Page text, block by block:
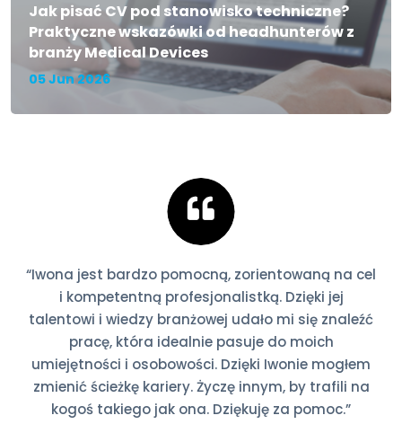
Jak pisać CV pod stanowisko techniczne?
Praktyczne wskazówki od headhunterów z
branży Medical Devices
05 Jun 2026
“Iwona jest bardzo pomocną, zorientowaną na cel
i kompetentną profesjonalistką. Dzięki jej
talentowi i wiedzy branżowej udało mi się znaleźć
pracę, która idealnie pasuje do moich
umiejętności i osobowości. Dzięki Iwonie mogłem
zmienić ścieżkę kariery. Życzę innym, by trafili na
kogoś takiego jak ona. Dziękuję za pomoc.”